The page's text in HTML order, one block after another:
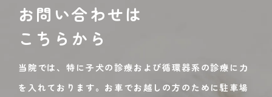
お問い合わせは
こちらから
当院では、特に子犬の診療および循環器系の診療に力
を入れております。お車でお越しの方のために駐車場